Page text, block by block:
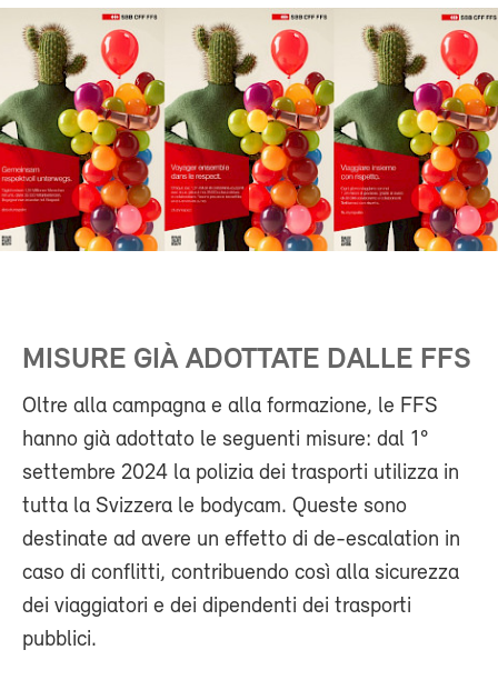
MISURE GIÀ ADOTTATE DALLE FFS
Oltre alla campagna e alla formazione, le FFS
hanno già adottato le seguenti misure: dal 1°
settembre 2024 la polizia dei trasporti utilizza in
tutta la Svizzera le bodycam. Queste sono
destinate ad avere un effetto di de-escalation in
caso di conflitti, contribuendo così alla sicurezza
dei viaggiatori e dei dipendenti dei trasporti
pubblici.